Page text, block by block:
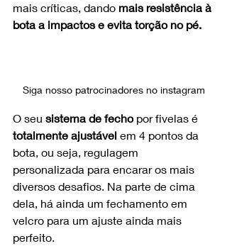
mais críticas, dando mais resistência à
bota a impactos e evita torção no pé.
Siga nosso patrocinadores no instagram
O seu sistema de fecho por fivelas é
totalmente ajustável em 4 pontos da
bota, ou seja, regulagem
personalizada para encarar os mais
diversos desafios. Na parte de cima
dela, há ainda um fechamento em
velcro para um ajuste ainda mais
perfeito.